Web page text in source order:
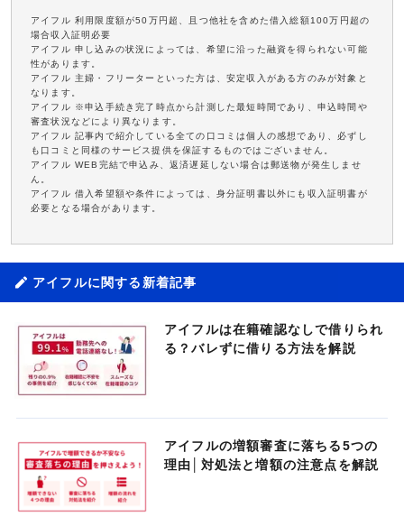
アイフル 利用限度額が50万円超、且つ他社を含めた借入総額100万円超の
場合収入証明必要
アイフル 申し込みの状況によっては、希望に沿った融資を得られない可能
性があります。
アイフル 主婦・フリーターといった方は、安定収入がある方のみが対象と
なります。
アイフル ※申込手続き完了時点から計測した最短時間であり、申込時間や
審査状況などにより異なります。
アイフル 記事内で紹介している全ての口コミは個人の感想であり、必ずし
も口コミと同様のサービス提供を保証するものではございません。
アイフル WEB完結で申込み、返済遅延しない場合は郵送物が発生しませ
ん。
アイフル 借入希望額や条件によっては、身分証明書以外にも収入証明書が
必要となる場合があります。
アイフルに関する新着記事
アイフルは在籍確認なしで借りられ
る？バレずに借りる方法を解説
アイフルの増額審査に落ちる5つの
理由│対処法と増額の注意点を解説